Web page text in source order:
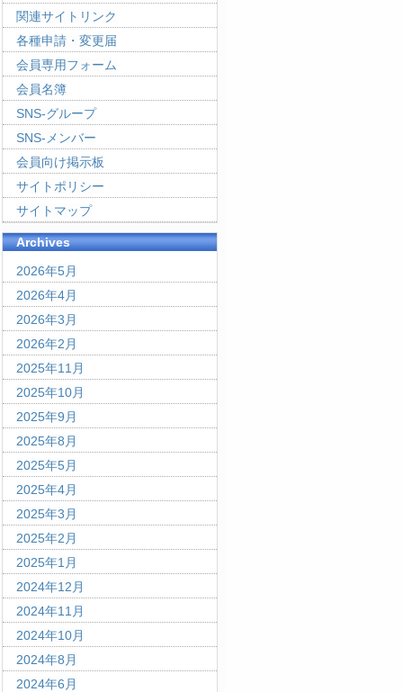
関連サイトリンク
各種申請・変更届
会員専用フォーム
会員名簿
SNS-グループ
SNS-メンバー
会員向け掲示板
サイトポリシー
サイトマップ
Archives
2026年5月
2026年4月
2026年3月
2026年2月
2025年11月
2025年10月
2025年9月
2025年8月
2025年5月
2025年4月
2025年3月
2025年2月
2025年1月
2024年12月
2024年11月
2024年10月
2024年8月
2024年6月